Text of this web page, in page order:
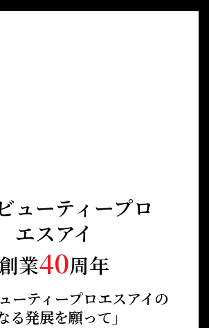
ューティープロ
エスアイ
業40周年
ーティープロエスアイの
る発展を願って」